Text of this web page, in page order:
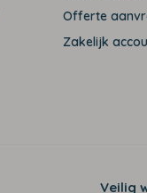
Offerte
Zakelijk
Veilig